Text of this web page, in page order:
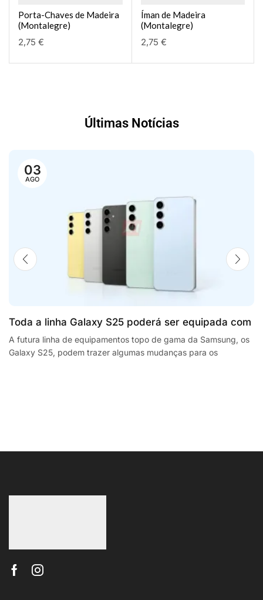
Porta-Chaves de Madeira
(Montalegre)
2,75 €
Íman de Madeira
(Montalegre)
2,75 €
Últimas Notícias
03
AGO
Toda a linha Galaxy S25 poderá ser equipada com
processadores SnapdragonSegway Ninebot E2,
F2 Plus, and MaxG2 e-scooters review
A futura linha de equipamentos topo de gama da Samsung, os
Galaxy S25, podem trazer algumas mudanças para os